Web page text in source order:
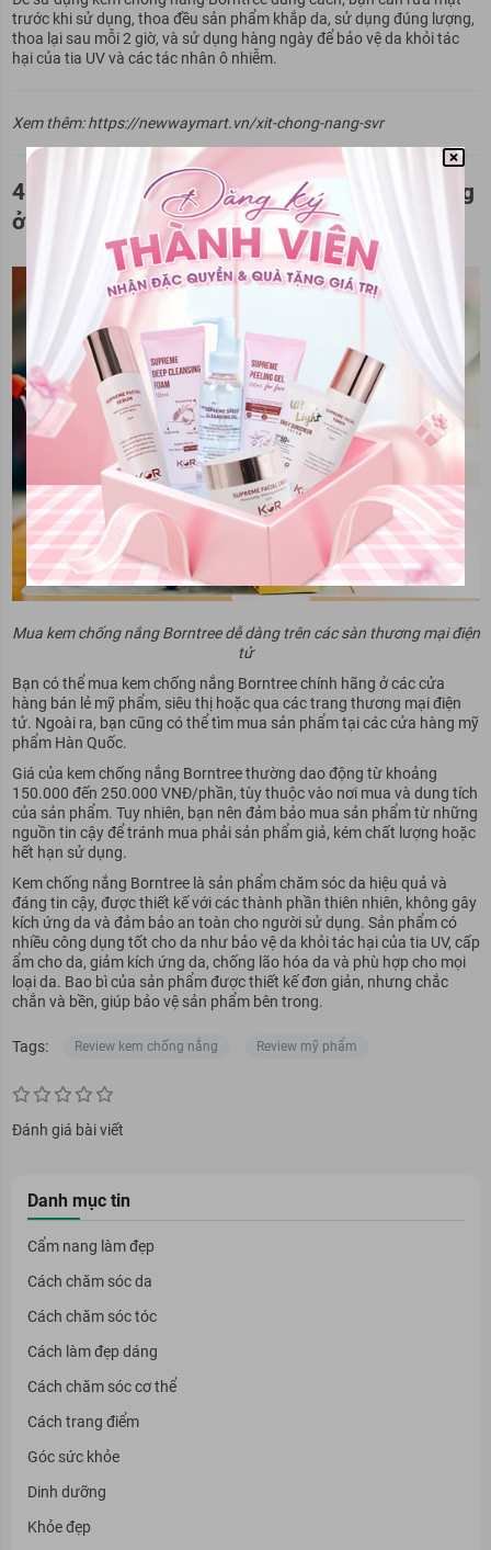
trước khi sử dụng, thoa đều sản phẩm khắp da, sử dụng đúng lượng,
thoa lại sau mỗi 2 giờ, và sử dụng hàng ngày để bảo vệ da khỏi tác
hại của tia UV và các tác nhân ô nhiễm.
Xem thêm: https://newwaymart.vn/xit-chong-nang-svr
4. Mua kem chống nắng Borntree chính hãng
ở đâu? Giá bao nhiêu?
Mua kem chống nắng Borntree dễ dàng trên các sàn thương mại điện
tử
Bạn có thể mua kem chống nắng Borntree chính hãng ở các cửa
hàng bán lẻ mỹ phẩm, siêu thị hoặc qua các trang thương mại điện
tử. Ngoài ra, bạn cũng có thể tìm mua sản phẩm tại các cửa hàng mỹ
phẩm Hàn Quốc.
Giá của kem chống nắng Borntree thường dao động từ khoảng
150.000 đến 250.000 VNĐ/phần, tùy thuộc vào nơi mua và dung tích
của sản phẩm. Tuy nhiên, bạn nên đảm bảo mua sản phẩm từ những
nguồn tin cậy để tránh mua phải sản phẩm giả, kém chất lượng hoặc
hết hạn sử dụng.
Kem chống nắng Borntree là sản phẩm chăm sóc da hiệu quả và
đáng tin cậy, được thiết kế với các thành phần thiên nhiên, không gây
kích ứng da và đảm bảo an toàn cho người sử dụng. Sản phẩm có
nhiều công dụng tốt cho da như bảo vệ da khỏi tác hại của tia UV, cấp
ẩm cho da, giảm kích ứng da, chống lão hóa da và phù hợp cho mọi
loại da. Bao bì của sản phẩm được thiết kế đơn giản, nhưng chắc
chắn và bền, giúp bảo vệ sản phẩm bên trong.
Tags: Review kem chống nắng Review mỹ phẩm
Đánh giá bài viết
Danh mục tin
Cẩm nang làm đẹp
Cách chăm sóc da
Cách chăm sóc tóc
Cách làm đẹp dáng
Cách chăm sóc cơ thể
Cách trang điểm
Góc sức khỏe
Dinh dưỡng
Khỏe đẹp